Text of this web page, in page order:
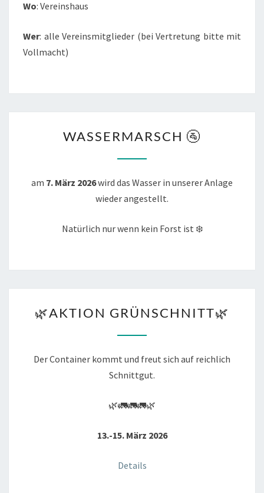
Wo: Vereinshaus
Wer: alle Vereinsmitglieder (bei Vertretung bitte mit
Vollmacht)
🚰
WASSERMARSCH 🚰
am 7. März 2026wird das Wasser in unserer Anlage
wieder angestellt.
Natürlich nur wenn kein Forst ist ❄️
AKTION
GRÜNSCHNITT
🌿AKTION GRÜNSCHNITT🌿
Der Container kommt und freut sich auf reichlich
Schnittgut.
🌿🚛🚛🚛🌿
13.-15. März 2026
Details